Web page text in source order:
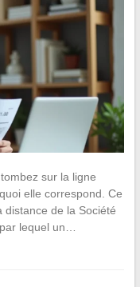
sur la ligne
elle correspond. Ce
distance de la Société
lequel un…